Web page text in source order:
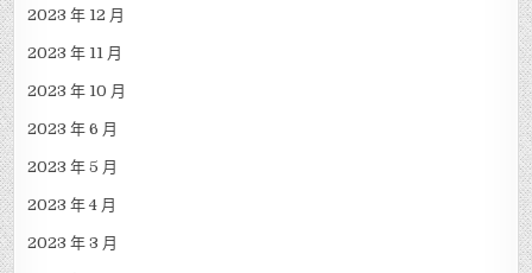
2023 年 12 月
2023 年 11 月
2023 年 10 月
2023 年 6 月
2023 年 5 月
2023 年 4 月
2023 年 3 月